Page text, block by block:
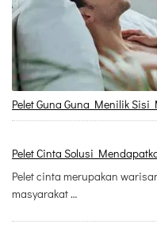
Pelet Guna Guna Menilik
Pelet Cinta Solusi
Pelet cinta merupakan
masyarakat …